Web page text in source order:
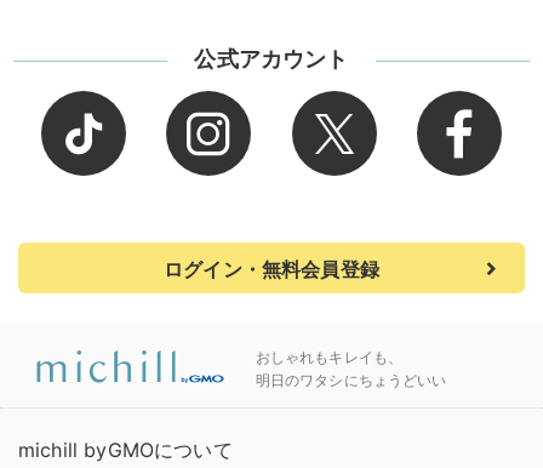
公式アカウント
ログイン・無料会員登録
おしゃれもキレイも、
明日のワタシにちょうどいい
michill byGMOについて